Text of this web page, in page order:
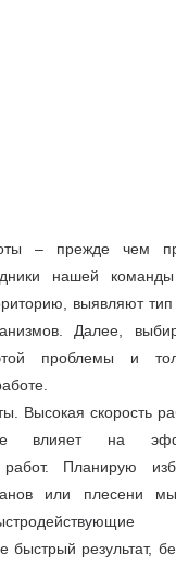
– прежде чем
нашей
выявляют тип
Далее,
проблемы и
Высокая скорость
влияет на
Планирую
или плесени
быстрый результат,